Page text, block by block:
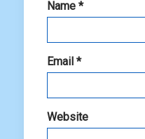
Name *
Email *
Website